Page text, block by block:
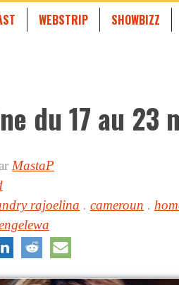
WEBSTRIP SHOWBIZZ
du 17 au 23
MastaP
rajoelina . cameroun .